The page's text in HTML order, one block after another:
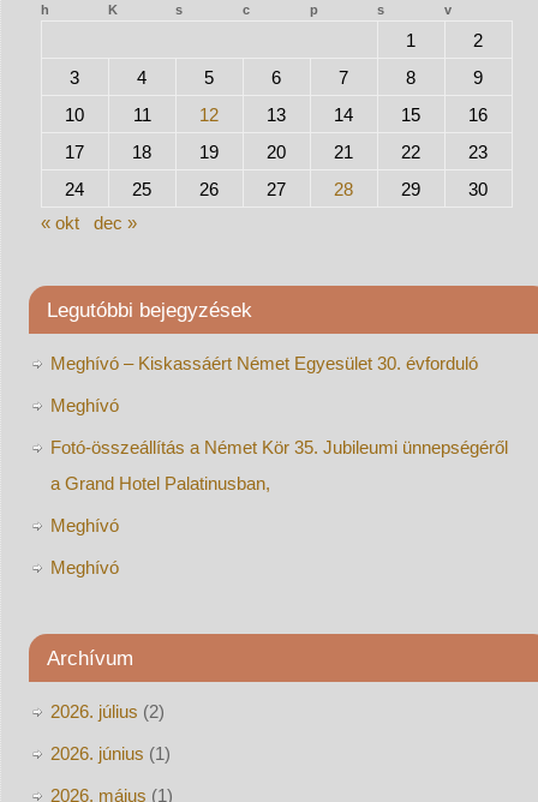
h K s c p s v
1
2
3
4 5 6 7 8
9
10
11 12 13 14 15
16
17
18 19 20 21 22
23
24
25 26 27 28 29
30
« okt
dec »
Legutóbbi bejegyzések
Meghívó – Kiskassáért Német Egyesület 30. évforduló
Meghívó
Fotó-összeállítás a Német Kör 35. Jubileumi ünnepségéről
a Grand Hotel Palatinusban,
Meghívó
Meghívó
Archívum
2026. július (2)
2026. június (1)
2026. május (1)